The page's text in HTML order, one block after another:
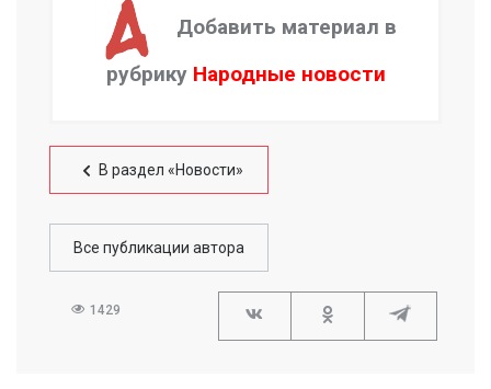
Добавить материал в
рубрику Народные новости
В раздел «Новости»
Все публикации автора
1429